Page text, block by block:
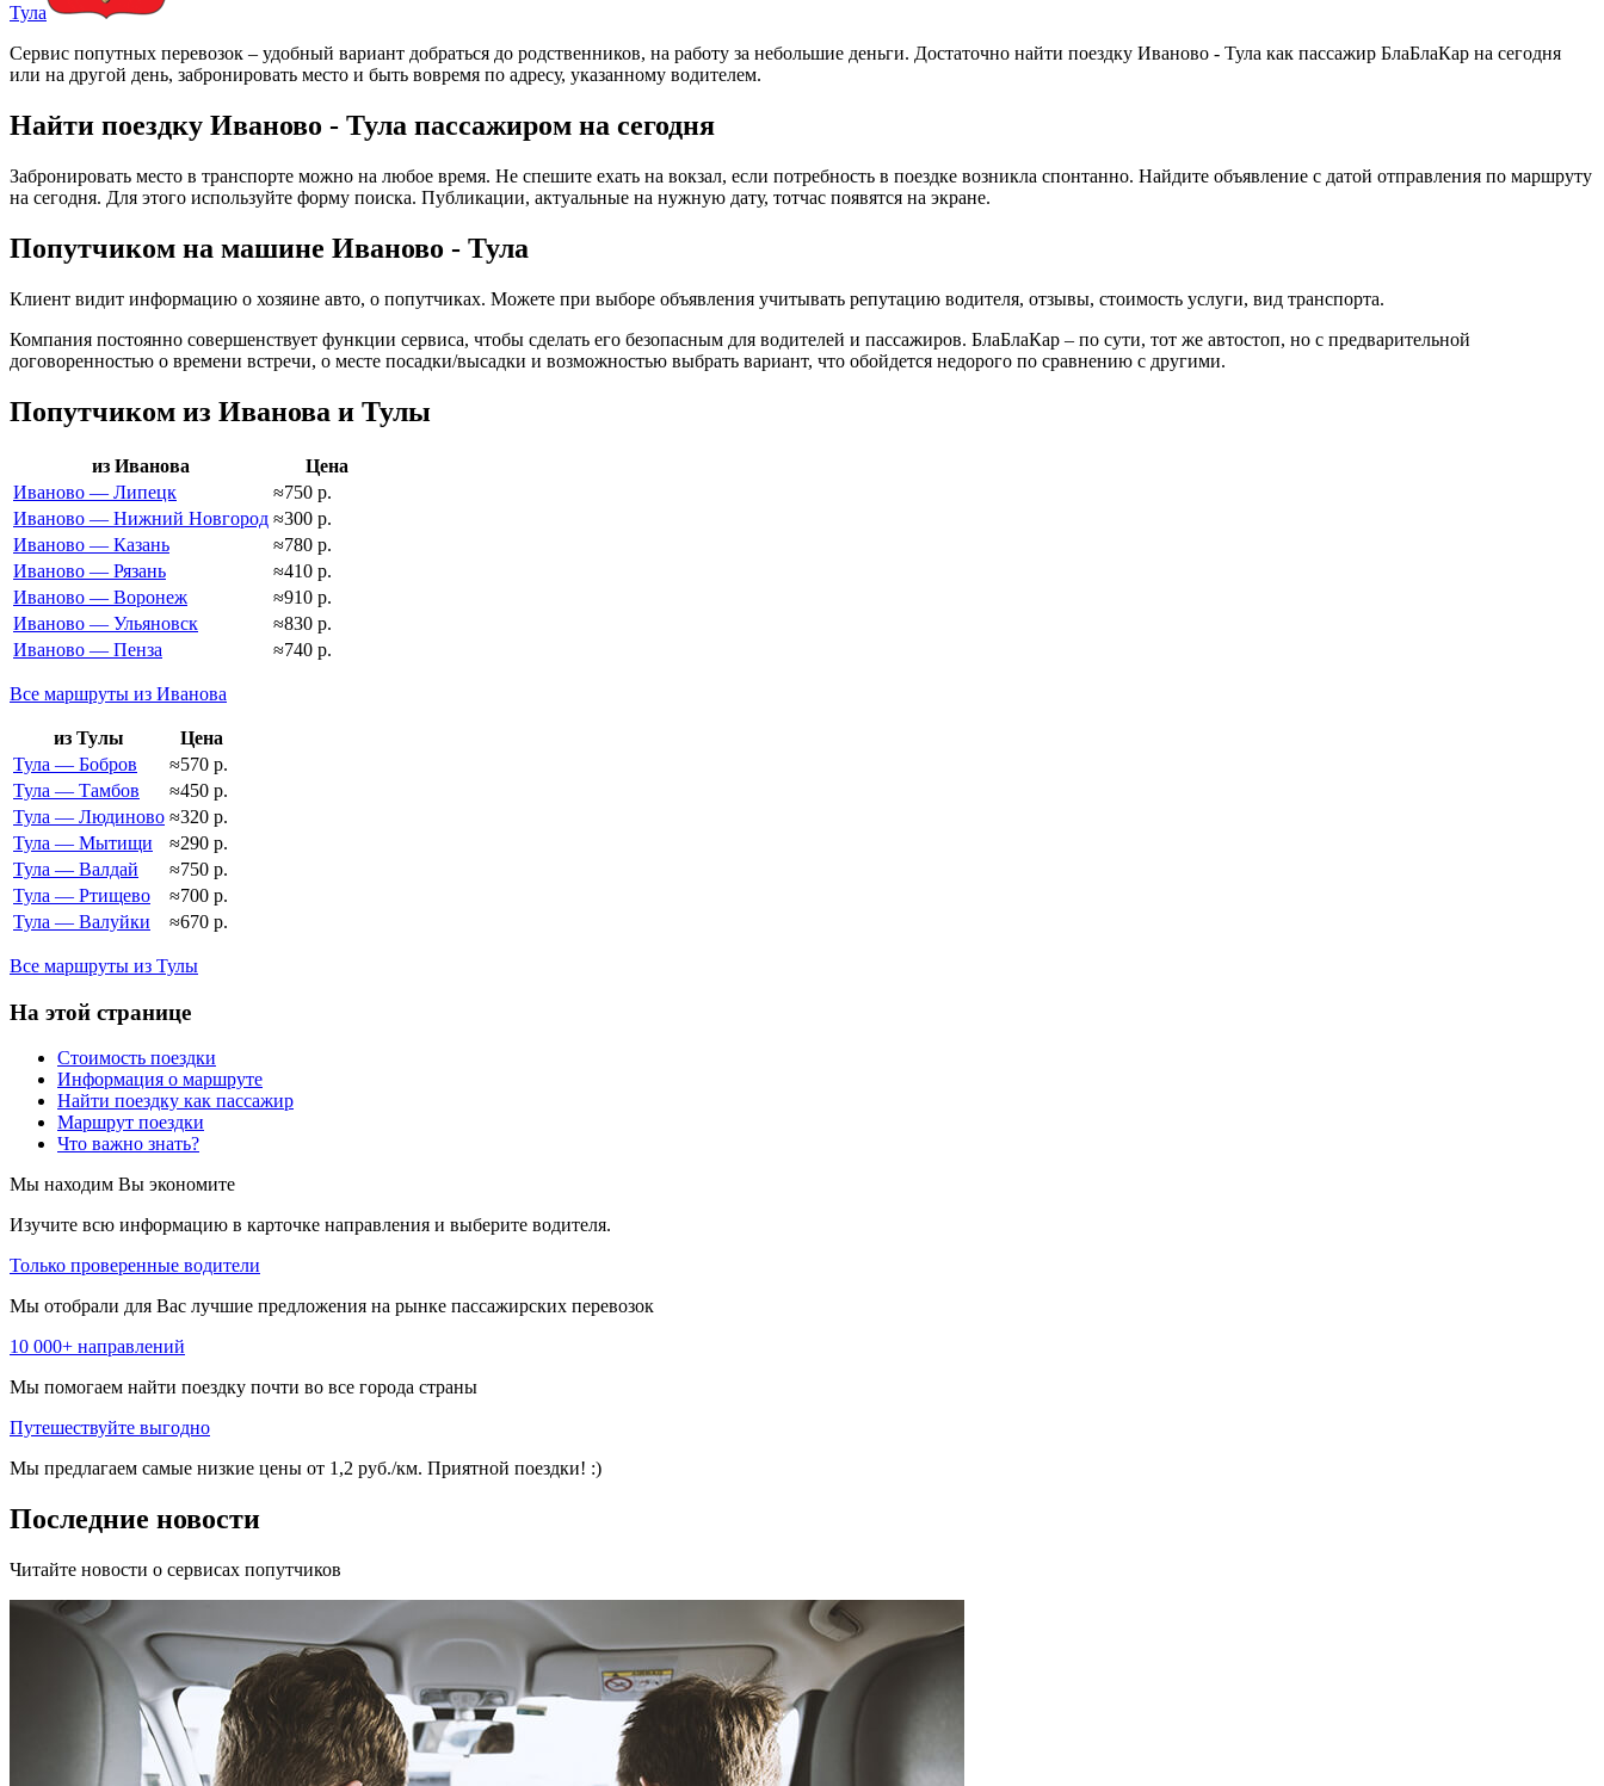
Тула
Сервис попутных перевозок – удобный вариант добраться до родственников, на работу за небольшие деньги. Достаточно найти поездку Иваново - Тула как пассажир БлаБлаКар на сегодня
или на другой день, забронировать место и быть вовремя по адресу, указанному водителем.
Найти поездку Иваново - Тула пассажиром на сегодня
Забронировать место в транспорте можно на любое время. Не спешите ехать на вокзал, если потребность в поездке возникла спонтанно. Найдите объявление с датой отправления по маршруту
на сегодня. Для этого используйте форму поиска. Публикации, актуальные на нужную дату, тотчас появятся на экране.
Попутчиком на машине Иваново - Тула
Клиент видит информацию о хозяине авто, о попутчиках. Можете при выборе объявления учитывать репутацию водителя, отзывы, стоимость услуги, вид транспорта.
Компания постоянно совершенствует функции сервиса, чтобы сделать его безопасным для водителей и пассажиров. БлаБлаКар – по сути, тот же автостоп, но с предварительной
договоренностью о времени встречи, о месте посадки/высадки и возможностью выбрать вариант, что обойдется недорого по сравнению с другими.
Попутчиком из Иванова и Тулы
из Иванова
Цена
Иваново — Липецк
≈750 р.
Иваново — Нижний Новгород ≈300 р.
Иваново — Казань
≈780 р.
Иваново — Рязань
≈410 р.
Иваново — Воронеж
≈910 р.
Иваново — Ульяновск
≈830 р.
Иваново — Пенза
≈740 р.
Все маршруты из Иванова
из Тулы
Цена
Тула — Бобров
≈570 р.
Тула — Тамбов
≈450 р.
Тула — Людиново ≈320 р.
Тула — Мытищи
≈290 р.
Тула — Валдай
≈750 р.
Тула — Ртищево
≈700 р.
Тула — Валуйки
≈670 р.
Все маршруты из Тулы
На этой странице
Стоимость поездки
Информация о маршруте
Найти поездку как пассажир
Маршрут поездки
Что важно знать?
Мы находим Вы экономите
Изучите всю информацию в карточке направления и выберите водителя.
Только проверенные водители
Мы отобрали для Вас лучшие предложения на рынке пассажирских перевозок
10 000+ направлений
Мы помогаем найти поездку почти во все города страны
Путешествуйте выгодно
Мы предлагаем самые низкие цены от 1,2 руб./км. Приятной поездки! :)
Последние новости
Читайте новости о сервисах попутчиков